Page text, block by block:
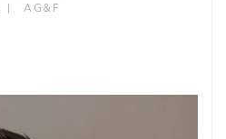
AG&F